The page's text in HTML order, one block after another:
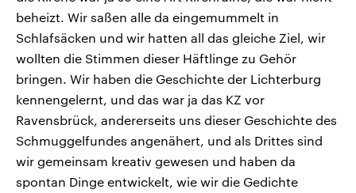
beheizt. Wir saßen alle da eingemummelt in
Schlafsäcken und wir hatten all das gleiche Ziel, wir
wollten die Stimmen dieser Häftlinge zu Gehör
bringen. Wir haben die Geschichte der Lichterburg
kennengelernt, und das war ja das KZ vor
Ravensbrück, andererseits uns dieser Geschichte des
Schmuggelfundes angenähert, und als Drittes sind
wir gemeinsam kreativ gewesen und haben da
spontan Dinge entwickelt, wie wir die Gedichte